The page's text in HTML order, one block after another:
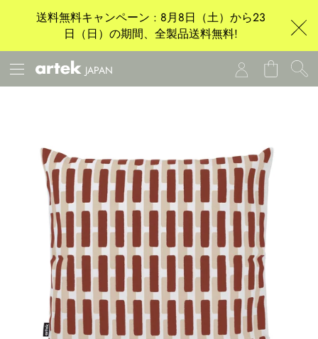
送料無料キャンペーン : 8月8日（土）から23
日（日）の期間、全製品送料無料!
JAPAN